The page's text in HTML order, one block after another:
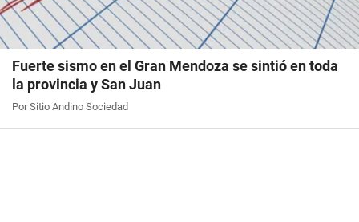
Fuerte sismo en el Gran Mendoza se sintió en toda
la provincia y San Juan
Por Sitio Andino Sociedad